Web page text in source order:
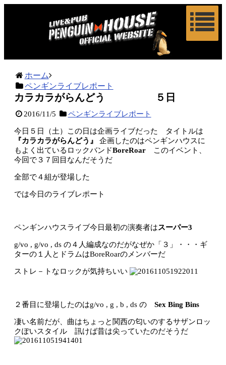
ホーム
ペンギンライブレポート
カラカラがらんどう ５日
2016/11/5 ペンギンライブレポート
今日５日（土）この日は企画ライブだった タイトルは
『カラカラがらんどう』
企画したのはペンギンハウスに
もよく出ているロックバンドBoreRoar
このイベント、
今回で３７回目なんだそうだ
全部で４組が登場した
では今日のライブレポート
ペンギンハウスライブ今日最初の演奏者はスーパー3
g/vo , g/vo , ds の４人編成なのだがなぜか「３」・・・ギ
ターの１人とドラムはBoreRoarのメンバーだ
ストレ－トなロックが気持ちいい
２番目に登場したのはg/vo , g , b , ds の Sex Bing Bins
凄い名前だが、曲はちょっと関西の匂いのするサザンロッ
クぽいスタイル 訊けば昔は尖っていたのだそうだ